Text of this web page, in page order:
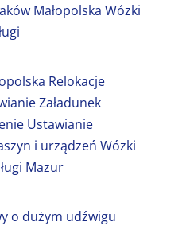
Małopolska Wózki
Relokacje
Załadunek
Ustawianie
i urządzeń Wózki
Mazur
o dużym udźwigu